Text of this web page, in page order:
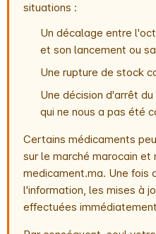
situations :
Un décalage entre
et son lancement ou
Une rupture de stock
Une décision d'arrêt
qui ne nous a pas été
Certains médicaments
sur le marché marocain et
medicament.ma. Une fois
l'information, les mises à
effectuées